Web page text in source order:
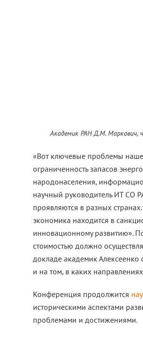
Академик РАН Д.М. Маркович,
«Вот ключевые проблемы
ограниченность запасов
народонаселения,
научный руководитель ИТ СО
проявляются в разных
экономика находится в
инновационному развитию».
стоимостью должно
докладе академик
и на том, в каких
Конференция продолжится
историческими аспектами
проблемами и достижениями.